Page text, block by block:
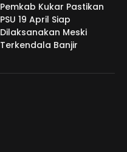
Pemkab Kukar Pastikan
PSU 19 April Siap
Dilaksanakan Meski
Terkendala Banjir